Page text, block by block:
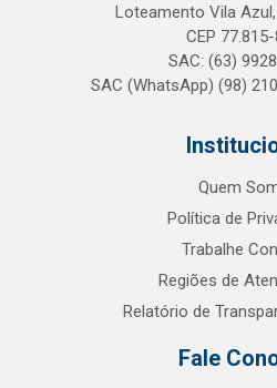
Loteamento Vila
CEP
SAC: (63)
SAC (WhatsApp) (98)
Quem
Política de
Trabalhe
Regiões de
Relatório de
Fale